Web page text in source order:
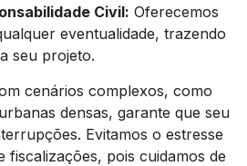
Civil: Oferecemos
eventualidade, trazendo
seu projeto.
cenários complexos, como
densas, garante que seu
Evitamos o estresse
fiscalizações, pois cuidamos de